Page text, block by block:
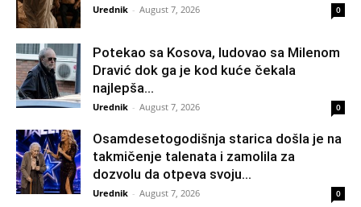
Urednik - August 7, 2026 0
Potekao sa Kosova, ludovao sa Milenom
Dravić dok ga je kod kuće čekala
najlepša...
Urednik - August 7, 2026 0
Osamdesetogodišnja starica došla je na
takmičenje talenata i zamolila za
dozvolu da otpeva svoju...
Urednik - August 7, 2026 0